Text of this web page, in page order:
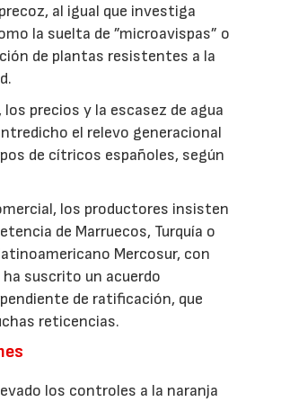
al igual que investiga
la suelta de ”microavispas” o
de plantas resistentes a la
los precios y la escasez de agua
el relevo generacional
de cítricos españoles, según
los productores insisten
de Marruecos, Turquía o
Mercosur, con
ha suscrito un acuerdo
de ratificación, que
reticencias.
los controles a la naranja